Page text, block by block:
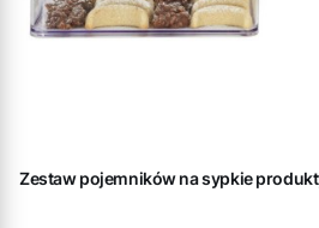
Zestaw pojemników na sypkie